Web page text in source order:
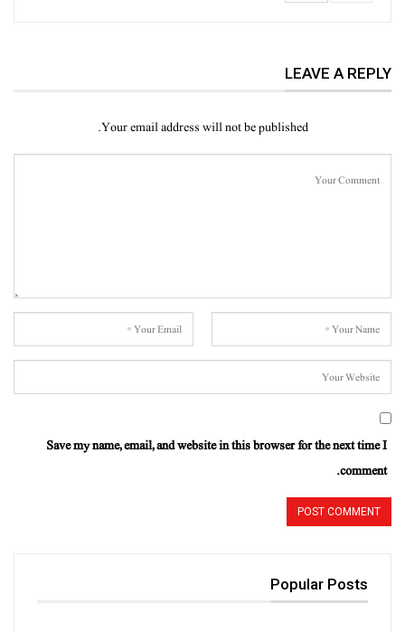
LEAVE A REPLY
Your email address will not be published.
Save my name, email, and website in this browser for the next time I
comment.
Popular Posts